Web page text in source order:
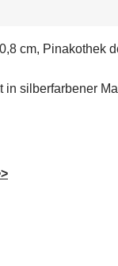
cm, Pinakothek
silberfarbener